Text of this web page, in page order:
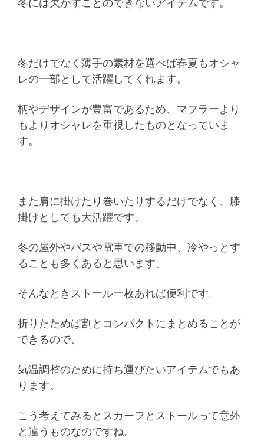
冬だけでなく薄手の素材を選べば春夏もオシャ
レの一部として活躍してくれます。
柄やデザインが豊富であるため、マフラーより
もよりオシャレを重視したものとなっていま
す。
また肩に掛けたり巻いたりするだけでなく、膝
掛けとしても大活躍です。
冬の屋外やバスや電車での移動中、冷やっとす
ることも多くあると思います。
そんなときストール一枚あれば便利です。
折りたためば割とコンパクトにまとめることが
できるので、
気温調整のために持ち運びたいアイテムでもあ
ります。
こう考えてみるとスカーフとストールって意外
と違うものなのですね。